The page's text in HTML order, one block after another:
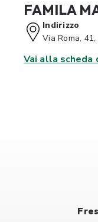
FAMILA
Indirizzo
Via Roma,
Vai alla